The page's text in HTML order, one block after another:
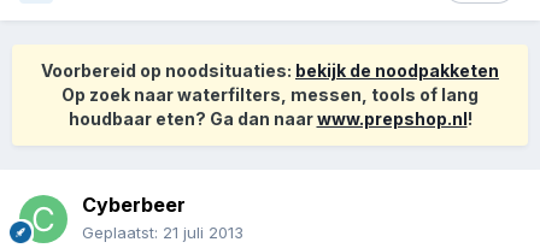
Voorbereid op noodsituaties: bekijk de noodpakketen
Op zoek naar waterfilters, messen, tools of lang
houdbaar eten? Ga dan naarwww.prepshop.nl!
Cyberbeer
Geplaatst: 21 juli 2013